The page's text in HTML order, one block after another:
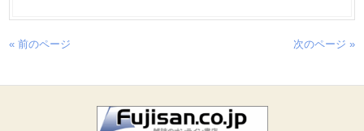
« 前のページ 次のページ »